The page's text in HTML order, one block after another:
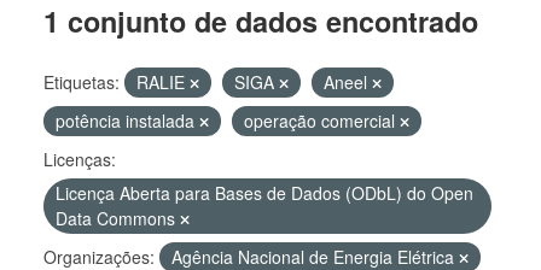
1 conjunto de dados encontrado
Etiquetas: RALIE SIGA
Aneel
potência instalada
operação comercial
Licenças:
Licença Aberta para Bases de Dados (ODbL) do Open
Data Commons
Organizações:
Agência Nacional de Energia Elétrica